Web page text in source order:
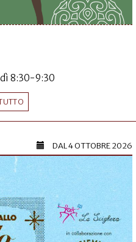
8:30-9:30
DAL4 OTTOBRE 2026